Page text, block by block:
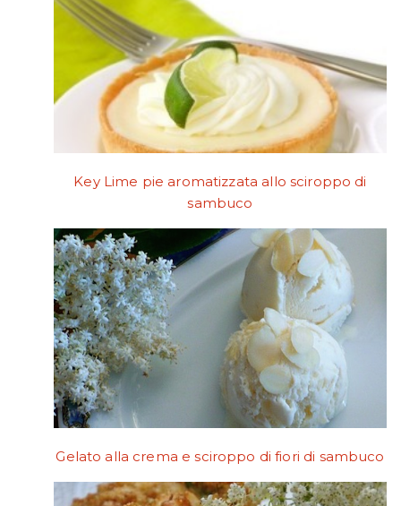
Key Lime pie aromatizzata allo sciroppo di
sambuco
Gelato alla crema e sciroppo di fiori di sambuco